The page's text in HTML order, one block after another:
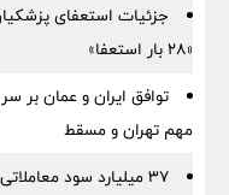
جزئیات استعفای
«۲۸ بار استعفا»
توافق ایران و عمان بر
مهم تهران و مسقط